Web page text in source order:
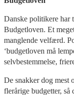
Danske politikere har
Budgetloven. Et
manglende velfærd.
‘budgetloven må
selvbestemmelse,
De snakker dog mest
flerårige budgetter,